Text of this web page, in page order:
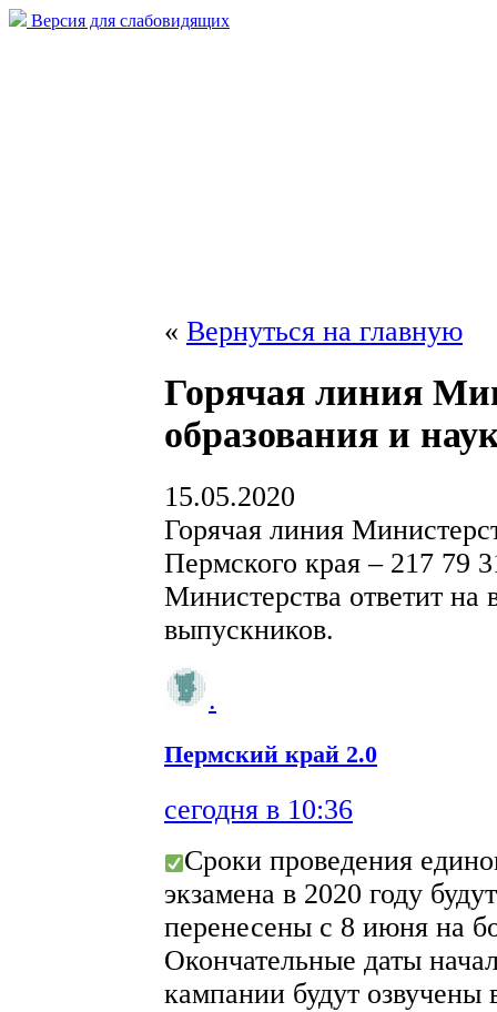
Версия для слабовидящих
« Вернуться на главную
Горячая линия
образования и
15.05.2020
Горячая линия
Пермского края – 217 79
Министерства ответит на
выпускников.
.
Пермский край 2.0
сегодня в 10:36
Сроки проведения
экзамена в 2020 году
перенесены с 8 июня на
Окончательные даты
кампании будут